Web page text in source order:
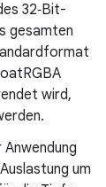
32‑Bit-
gesamten
wird,
um